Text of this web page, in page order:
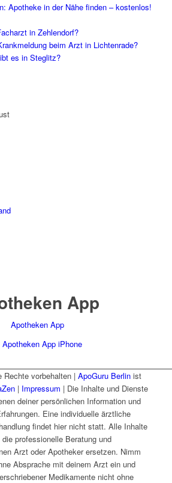
Apotheke in der Nähe finden – kostenlos!
in Zehlendorf?
beim Arzt in Lichtenrade?
es in Steglitz?
App
Apotheken App
vorbehalten | ApoGuru Berlinist
| Impressum | Die Inhalte und Dienste
deiner persönlichen Information und
Eine individuelle ärztliche
findet hier nicht statt. Alle Inhalte
professionelle Beratung und
Arzt oder Apotheker ersetzen. Nimm
Absprache mit deinem Arzt ein und
Medikamente nicht ohne